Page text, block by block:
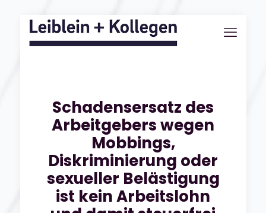
Schadensersatz des
Arbeitgebers wegen
Mobbings,
Diskriminierung oder
sexueller Belästigung
ist kein Arbeitslohn